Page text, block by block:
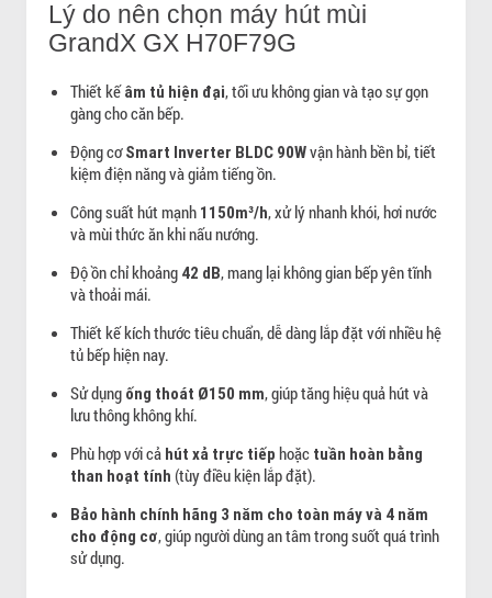
Lý do nên chọn máy hút mùi
GrandX GX H70F79G
Thiết kếâm tủ hiện đại, tối ưu không gian và tạo sự gọn
gàng cho căn bếp.
Động cơSmart Inverter BLDC 90Wvận hành bền bỉ, tiết
kiệm điện năng và giảm tiếng ồn.
Công suất hút mạnh 1150m³/h, xử lý nhanh khói, hơi nước
và mùi thức ăn khi nấu nướng.
Độ ồn chỉ khoảng 42 dB, mang lại không gian bếp yên tĩnh
và thoải mái.
Thiết kế kích thước tiêu chuẩn, dễ dàng lắp đặt với nhiều hệ
tủ bếp hiện nay.
Sử dụng ống thoát Ø150 mm, giúp tăng hiệu quả hút và
lưu thông không khí.
Phù hợp với cả hút xả trực tiếp hoặc tuần hoàn bằng
than hoạt tính (tùy điều kiện lắp đặt).
Bảo hành chính hãng 3 năm cho toàn máy và 4 năm
cho động cơ, giúp người dùng an tâm trong suốt quá trình
sử dụng.